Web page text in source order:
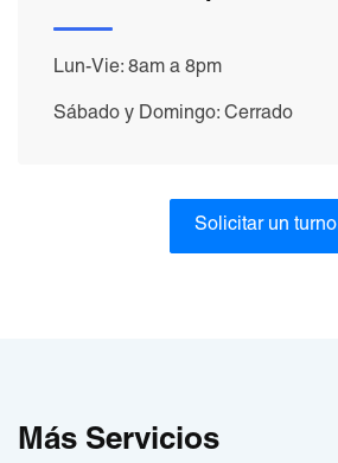
Lun-Vie: 8am a 8pm
Sábado y Domingo: Cerrado
Solicitar un turno
Más Servicios